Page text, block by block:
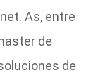
As, entre
de
de